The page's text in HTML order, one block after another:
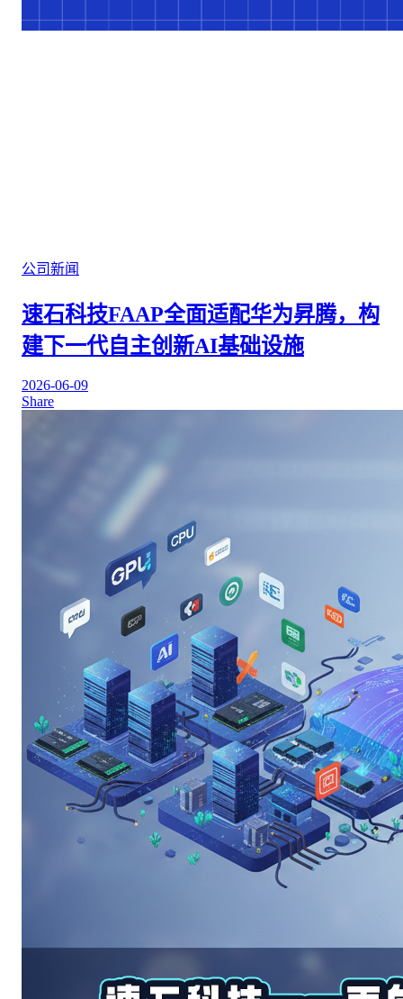
公司新闻
速石科技FAAP全面适配华为昇腾，构
建下一代自主创新AI基础设施
2026-06-09
Share